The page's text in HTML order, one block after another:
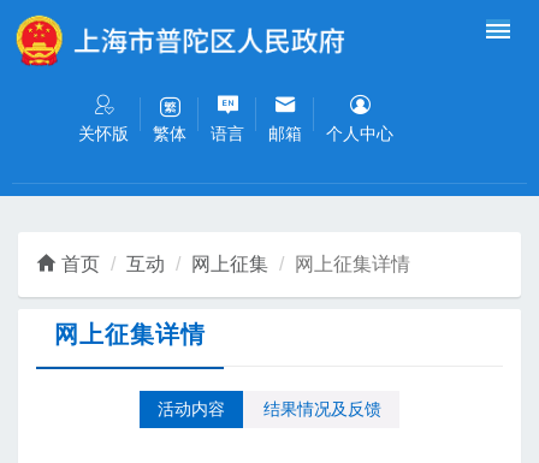
无障碍操作说明
关怀版 繁体 语言 邮箱 个人中心
首页 互动 网上征集 网上征集详情
网上征集详情
活动内容 结果情况及反馈